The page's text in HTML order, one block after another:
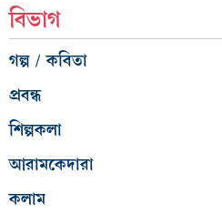
বিভাগ
গল্প / কবিতা
প্রবন্ধ
শিল্পকলা
আরামকেদারা
কলাম